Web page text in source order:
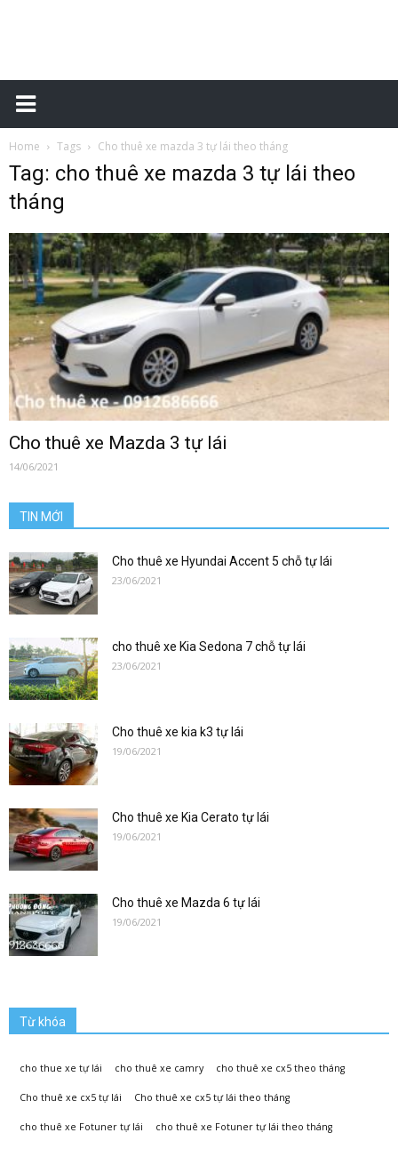
Xe
lái
–
0912686666
xetulai|
xe
Phương
Home Tags Cho thuê xe mazda 3 tự lái theo tháng
Tag: cho thuê xe mazda 3 tự lái theo
tháng
Cho thuê xe Mazda 3 tự lái
14/06/2021
TIN MỚI
Cho thuê xe Hyundai Accent 5 chỗ tự lái
23/06/2021
cho thuê xe Kia Sedona 7 chỗ tự lái
23/06/2021
Cho thuê xe kia k3 tự lái
19/06/2021
Cho thuê xe Kia Cerato tự lái
19/06/2021
Cho thuê xe Mazda 6 tự lái
19/06/2021
Từ khóa
cho thue xe tự lái cho thuê xe camry cho thuê xe cx5 theo tháng
Cho thuê xe cx5 tự lái Cho thuê xe cx5 tự lái theo tháng
cho thuê xe Fotuner tự lái cho thuê xe Fotuner tự lái theo tháng